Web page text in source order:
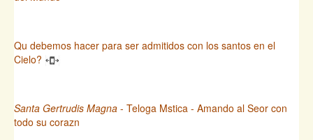
Qu debemos hacer para ser admitidos con los santos en el
Cielo?
Santa Gertrudis Magna - Teloga Mstica - Amando al Seor con
todo su corazn